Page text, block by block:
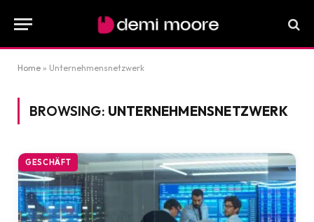
Home » Unternehmensnetzwerk
BROWSING: UNTERNEHMENSNETZWERK
GESCHÄFT